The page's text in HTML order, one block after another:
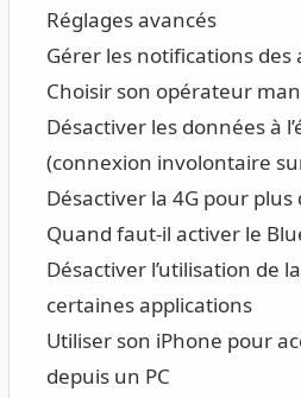
Réglages avancés
Gérer les notifications des
Choisir son opérateur
Désactiver les données à
(connexion involontaire
Désactiver la 4G pour plus
Quand faut-il activer le
Désactiver l’utilisation de
certaines applications
Utiliser son iPhone pour
depuis un PC